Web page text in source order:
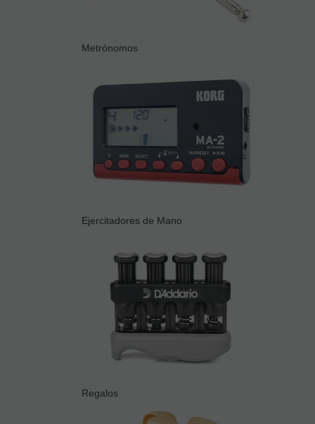
Metrónomos
Ejercitadores de Mano
Regalos